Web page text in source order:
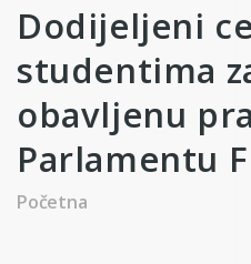
Dodijeljeni
studentima
obavljenu
Parlamentu
Početna